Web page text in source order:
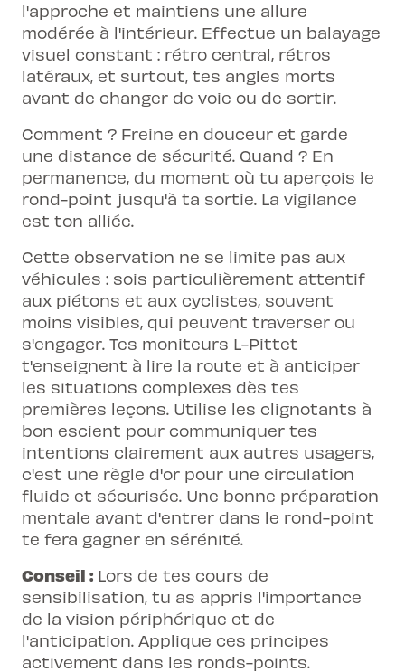
l'approche et maintiens une allure
modérée à l'intérieur. Effectue un balayage
visuel constant : rétro central, rétros
latéraux, et surtout, tes angles morts
avant de changer de voie ou de sortir.
Comment ? Freine en douceur et garde
une distance de sécurité. Quand ? En
permanence, du moment où tu aperçois le
rond-point jusqu'à ta sortie. La vigilance
est ton alliée.
Cette observation ne se limite pas aux
véhicules : sois particulièrement attentif
aux piétons et aux cyclistes, souvent
moins visibles, qui peuvent traverser ou
s'engager. Tes moniteurs L-Pittet
t'enseignent à lire la route et à anticiper
les situations complexes dès tes
premières leçons. Utilise les clignotants à
bon escient pour communiquer tes
intentions clairement aux autres usagers,
c'est une règle d'or pour une circulation
fluide et sécurisée. Une bonne préparation
mentale avant d'entrer dans le rond-point
te fera gagner en sérénité.
Conseil : Lors de tes cours de
sensibilisation, tu as appris l'importance
de la vision périphérique et de
l'anticipation. Applique ces principes
activement dans les ronds-points.